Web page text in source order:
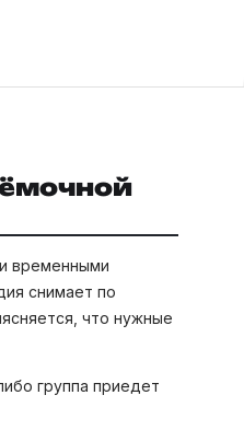
временными
снимает по
что нужные
группа приедет